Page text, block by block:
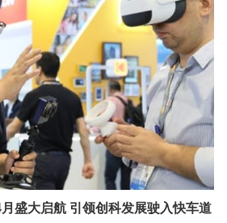
盛大启航 引领创科发展驶入快车道